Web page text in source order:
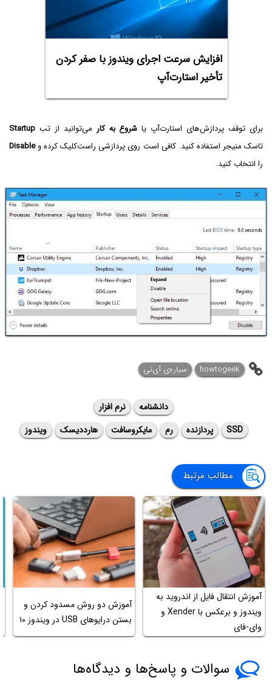
افزایش سرعت اجرای ویندوز با صفر کردن
تأخیر استارت‌آپ
برای توقف پردازش‌های استارت‌آپ یا شروع به کار می‌توانید از تب Startup
تاسک‌ منیجر استفاده کنید. کافی است روی پردازشی راست‌کلیک کرده وDisable‌
را انتخاب کنید.
howtogeek سیاره‌ی ‌آی‌تی
دانشنامه
نرم افزار
SSD
پردازنده رم مایکروسافت هارددیسک ویندوز
مطالب مرتبط
آموزش انتقال فایل از اندروید به
ویندوز و برعکس با Xender و
وای-فای
آموزش دو روش مسدود کردن و
بستن درایوهای USB در ویندوز ۱۰
سوالات و پاسخ‌ها و دیدگاه‌ها